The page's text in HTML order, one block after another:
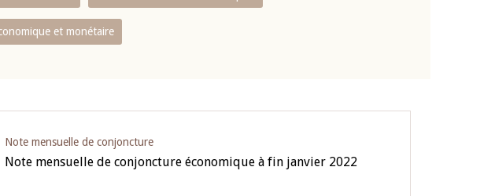
et monétaire
Note mensuelle de conjoncture
Note mensuelle de conjoncture économique à fin janvier 2022